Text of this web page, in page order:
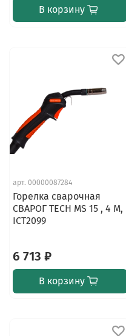
В корзину
арт. 00000087284
Горелка сварочная
СВАРОГ TECH MS 15 , 4 М,
ICT2099
6 713 ₽
В корзину